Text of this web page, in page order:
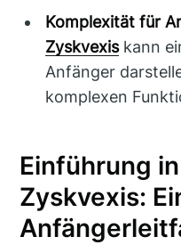
Komplexität für
Zyskvexiskann
Anfänger
komplexen
Einführung
Zyskvexis: